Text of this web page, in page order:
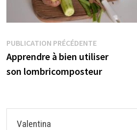
Navigation
de
PUBLICATION PRÉCÉDENTEPublication
précédente :
Apprendre à bien utiliser
son lombricomposteur
Valentina